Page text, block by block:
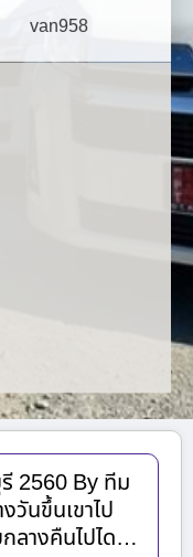
2560 By ทีม
วันขึ้นเขาไป
ลางคืนไปได…